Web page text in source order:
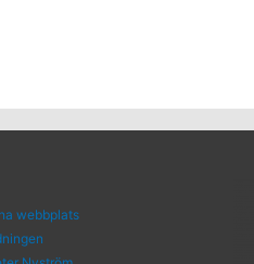
webbplats